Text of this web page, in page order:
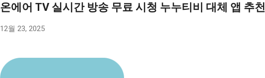
온에어 TV 실시간 방송 무료 시청 누누티비 대체 앱 추천
12월 23, 2025